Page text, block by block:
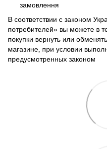
замовлення
В соответствии с законом
потребителей» вы можете в
покупки вернуть или
магазине, при условии
предусмотренных законом